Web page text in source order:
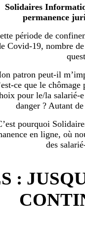
Solidaires
permanence
période de
Covid-19, nombre
patron peut-il
ce que le
pour le/la salarié-
danger ? Autant
pourquoi
en ligne, où
des
: